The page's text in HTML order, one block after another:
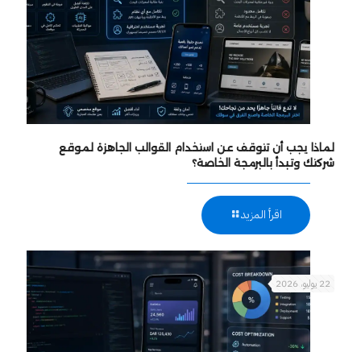
لماذا يجب أن تتوقف عن استخدام القوالب الجاهزة لموقع
شركتك وتبدأ بالبرمجة الخاصة؟
اقرأ المزيد
22 يوليو، 2026